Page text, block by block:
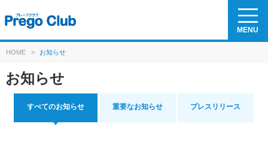
MENU
HOME > お知らせ
お知らせ
すべてのお知らせ 重要なお知らせ プレスリリース